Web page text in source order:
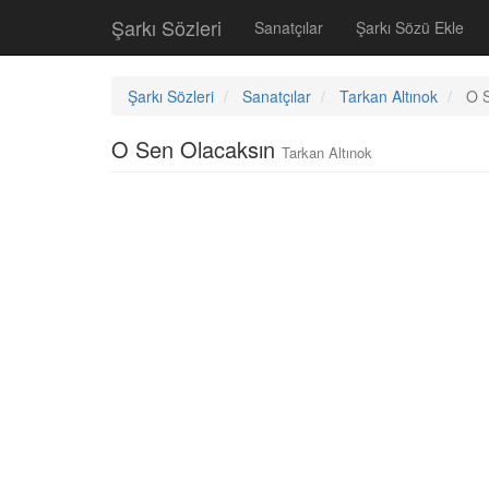
Şarkı Sözleri Sanatçılar Şarkı Sözü Ekle
Şarkı Sözleri Sanatçılar Tarkan Altınok O
O Sen Olacaksın Tarkan Altınok